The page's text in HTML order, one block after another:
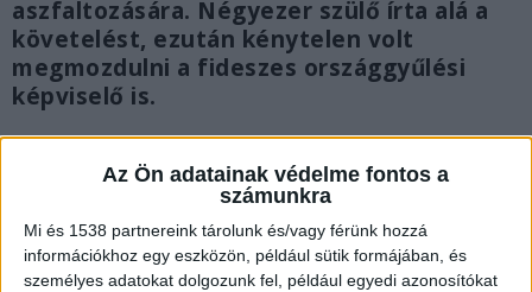
Az Ön adatainak védelme fontos a
számunkra
Mi és 1538 partnereink tárolunk és/vagy férünk hozzá
információkhoz egy eszközön, például sütik formájában, és
személyes adatokat dolgozunk fel, például egyedi azonosítókat
aszfaltozására. Négyezer szülő írta alá a
követelést, ezután kénytelen volt
megmozdulni a fideszes országgyűlési
képviselő is.